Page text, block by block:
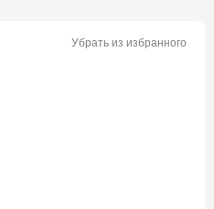
Убрать из избранного